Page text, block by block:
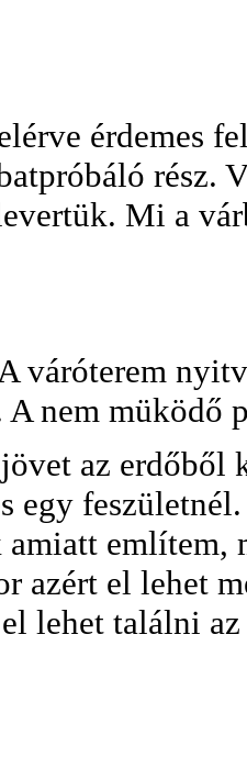
érdemes
rész.
Mi a
váróterem
nem müködő
az
egy
említem,
azért el lehet
lehet találni